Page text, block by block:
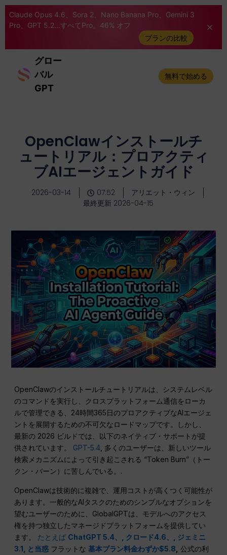
Claude Opus 4.6、Sora 2、Nano Banana Pro、Gemini 3
Pro、GPT 5.2...すべてPro。46% オフ
プランの比較
グロー
バル
GPT
無料で始める
OpenClawインストールチ
ュートリアル：プロアクティ
ブAIエージェントガイド
2026-03-14 07:52
アリエット・ウィン
最終更新 2026-04-15
OpenClawのインストールチュートリアルは、システムレベル
のコマンドを実行し、クロスプラットフォーム通信をローカ
ルで管理できる、24時間365日のプロアクティブなAIエージェ
ントを展開するための不可欠なロードマップです。しかし、
最新の 2026 ビルドでは、以下のネイティブ・サポートが提
供されています。 GPT-5.4 , 多くのユーザーは、新しいツール
検索メカニズムによって引き起こされる “Token Burn”（トー
クン・バーン）に苦しんでいる。.
OpenClawは技術的に複雑で、運用コストが高くつく可能性が
あります。一般的なAIタスクのためのシンプルなオプションを
望むユーザーのために、GlobalGPTは、モデルへのアクセス
権を持つ独立したマネージドプラットフォームを提供してい
ます。 たとえば ChatGPT 5.4、, クロード4.6、,
ジェミニ
3.1, と当惑 フラットな 基本プラン料金わずか$5.8 公式の利